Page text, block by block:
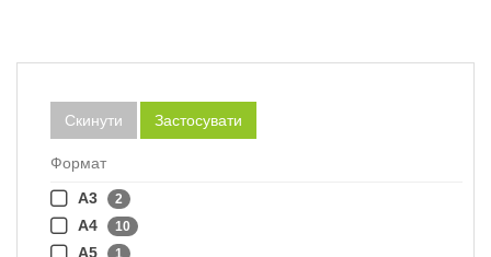
Скинути Застосувати
Формат
А3
2
А4 10
А5 1